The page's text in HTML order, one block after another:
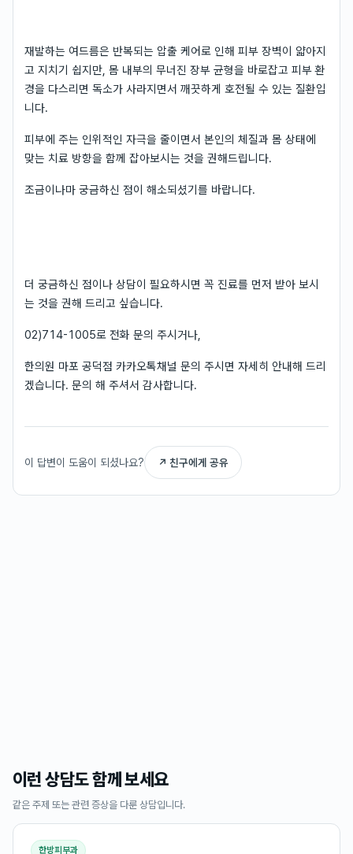
재발하는 여드름은 반복되는 압출 케어로 인해 피부 장벽이 얇아지
고 지치기 쉽지만, 몸 내부의 무너진 장부 균형을 바로잡고 피부 환
경을 다스리면 독소가 사라지면서 깨끗하게 호전될 수 있는 질환입
니다.
피부에 주는 인위적인 자극을 줄이면서 본인의 체질과 몸 상태에
맞는 치료 방향을 함께 잡아보시는 것을 권해드립니다.
조금이나마 궁금하신 점이 해소되셨기를 바랍니다.
더 궁금하신 점이나 상담이 필요하시면 꼭 진료를 먼저 받아 보시
는 것을 권해 드리고 싶습니다.
02)714-1005로 전화 문의 주시거나,
한의원 마포 공덕점 카카오톡채널 문의 주시면 자세히 안내해 드리
겠습니다. 문의 해 주셔서 감사합니다.
이 답변이 도움이 되셨나요? ↗ 친구에게 공유
이런 상담도 함께 보세요
같은 주제 또는 관련 증상을 다룬 상담입니다.
한방피부과